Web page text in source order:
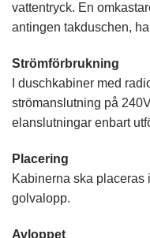
vattentryck. En
antingen takduschen,
Strömförbrukning
I duschkabiner med
strömanslutning på
elanslutningar enbart
Placering
Kabinerna ska placeras
golvalopp.
Avloppet